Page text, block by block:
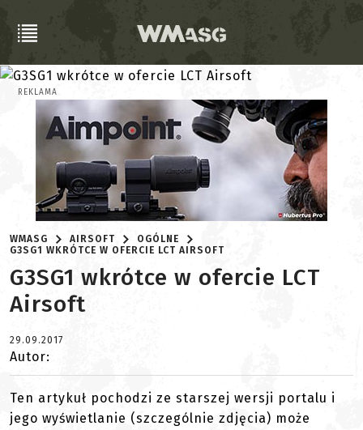
REKLAMA
WMASG AIRSOFT
OGÓLNE
G3SG1 WKRÓTCE W OFERCIE LCT AIRSOFT
G3SG1 wkrótce w ofercie LCT
Airsoft
29.09.2017
Autor:
Ten artykuł pochodzi ze starszej wersji portalu i
jego wyświetlanie (szczególnie zdjęcia) może